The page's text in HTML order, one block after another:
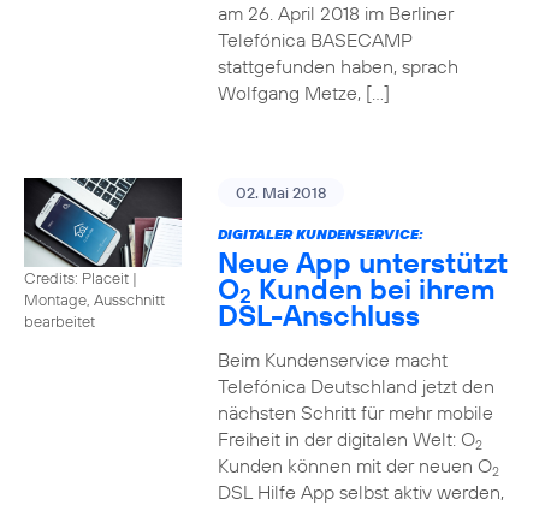
am 26. April 2018 im Berliner
Telefónica BASECAMP
stattgefunden haben, sprach
Wolfgang Metze, […]
Credits: Placeit |
Montage, Ausschnitt
bearbeitet
02. Mai 2018
DIGITALER KUNDENSERVICE:
Neue App unterstützt
O2 Kunden bei ihrem
DSL-Anschluss
Beim Kundenservice macht
Telefónica Deutschland jetzt den
nächsten Schritt für mehr mobile
Freiheit in der digitalen Welt: O2
Kunden können mit der neuen O2
DSL Hilfe App selbst aktiv werden,